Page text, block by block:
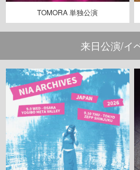
TOMORA 単独公演
来日公演/イ